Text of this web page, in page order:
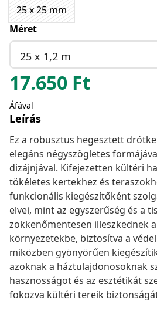
25 x 25 mm
Méret
25 x 1,2 m
17.650 Ft
Áfával
Leírás
Ez a robusztus hegesztett
elegáns négyszögletes
dizájnjával. Kifejezetten kültéri
tökéletes kertekhez és
funkcionális kiegészítőként
elvei, mint az egyszerűség és a
zökkenőmentesen illeszkednek
környezetekbe, biztosítva a
miközben gyönyörűen
azoknak a háztulajdonosoknak
hasznosságot és az esztétikát
fokozva kültéri tereik